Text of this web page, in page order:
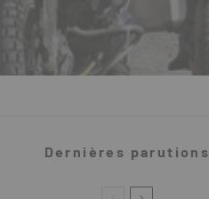
Dernières parutions